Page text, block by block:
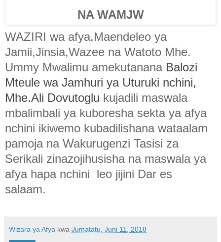
NA WAMJW
WAZIRI wa afya,Maendeleo ya
Jamii,Jinsia,Wazee na Watoto Mhe.
Ummy Mwalimu amekutanana Balozi
Mteule wa Jamhuri ya Uturuki nchini,
Mhe.Ali Dovutoglu kujadili maswala
mbalimbali ya kuboresha sekta ya afya
nchini ikiwemo kubadilishana wataalam
pamoja na Wakurugenzi Tasisi za
Serikali zinazojihusisha na maswala ya
afya hapa nchini leo jijini Dar es
salaam.
Wizara ya Afya kwa Jumatatu, Juni 11, 2018